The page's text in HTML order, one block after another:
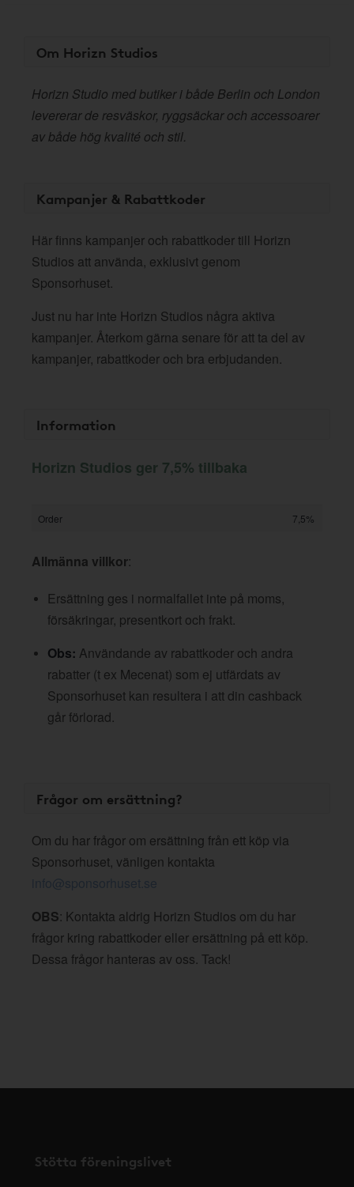
Om Horizn Studios
Horizn Studio med butiker i både Berlin och London
levererar de resväskor, ryggsäckar och accessoarer
av både hög kvalité och stil.
Kampanjer & Rabattkoder
Här finns kampanjer och rabattkoder till Horizn
Studios att använda, exklusivt genom
Sponsorhuset.
Just nu har inte Horizn Studios några aktiva
kampanjer. Återkom gärna senare för att ta del av
kampanjer, rabattkoder och bra erbjudanden.
Information
Horizn Studios ger 7,5% tillbaka
Order 7,5%
Allmänna villkor:
Ersättning ges i normalfallet inte på moms,
försäkringar, presentkort och frakt.
Obs: Användande av rabattkoder och andra
rabatter (t ex Mecenat) som ej utfärdats av
Sponsorhuset kan resultera i att din cashback
går förlorad.
Frågor om ersättning?
Om du har frågor om ersättning från ett köp via
Sponsorhuset, vänligen kontakta
info@sponsorhuset.se
OBS: Kontakta aldrig Horizn Studios om du har
frågor kring rabattkoder eller ersättning på ett köp.
Dessa frågor hanteras av oss. Tack!
Stötta föreningslivet